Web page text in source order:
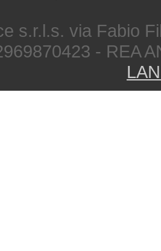
s.r.l.s. via Fabio
- REA